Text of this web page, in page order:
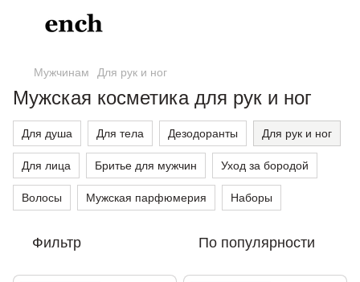
Мужчинам Для рук и ног
Мужская косметика для рук и ног
Для душа Для тела Дезодоранты Для рук и ног
Для лица Бритье для мужчин Уход за бородой
Волосы Мужская парфюмерия Наборы
Фильтр По популярности